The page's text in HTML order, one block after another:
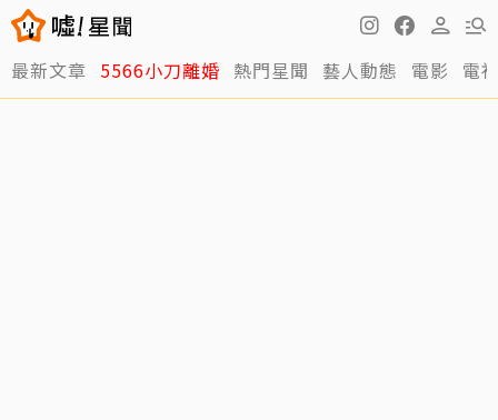
最新文章 5566小刀離婚 熱門星聞 藝人動態 電影 電